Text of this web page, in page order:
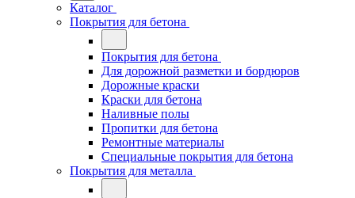
Каталог
Покрытия для бетона
Покрытия для бетона
Для дорожной разметки и бордюров
Дорожные краски
Краски для бетона
Наливные полы
Пропитки для бетона
Ремонтные материалы
Специальные покрытия для бетона
Покрытия для металла